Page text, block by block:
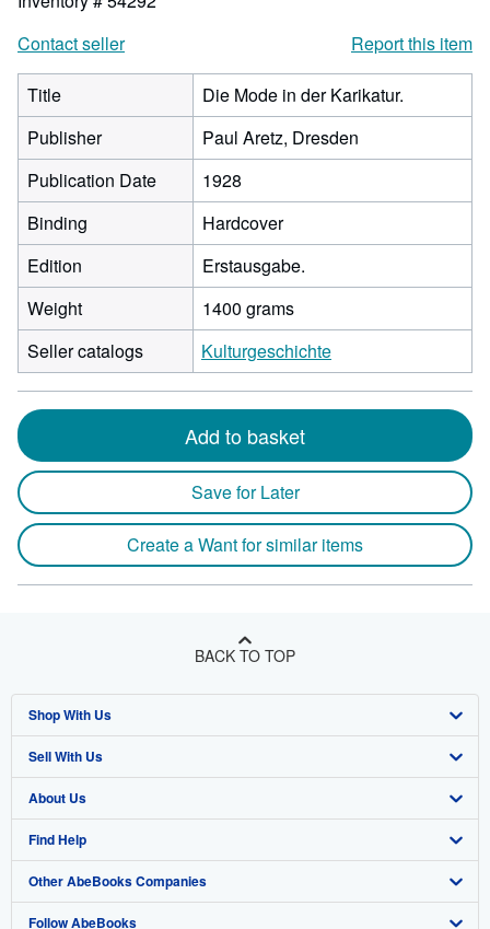
Contact seller
Report this item
Title
Die Mode in der Karikatur.
Publisher
Paul Aretz, Dresden
Publication Date
1928
Binding
Hardcover
Edition
Erstausgabe.
Weight
1400 grams
Seller catalogs
Kulturgeschichte
Add to basket
Save for Later
Create a Want for similar items
BACK TO TOP
Shop With Us
Advanced Search
Browse Collections
My Account
My Orders
View Basket
Sell With Us
Start Selling
Join Our Affiliate Program
Book Buyback
Refer a seller
About Us
About AbeBooks
Media
Careers
Find Help
Help
Customer Support
Other AbeBooks Companies
AbeBooks.co.uk
Follow AbeBooks